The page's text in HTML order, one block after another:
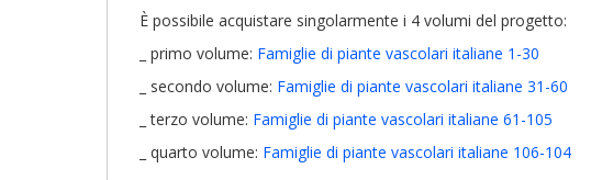
È possibile acquistare singolarmente i 4 volumi del progetto:
_ primo volume: Famiglie di piante vascolari italiane 1-30
_ secondo volume: Famiglie di piante vascolari italiane 31-60
_ terzo volume: Famiglie di piante vascolari italiane 61-105
_ quarto volume: Famiglie di piante vascolari italiane 106-104